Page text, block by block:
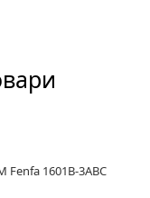
Fenfa 1601В-3АВС